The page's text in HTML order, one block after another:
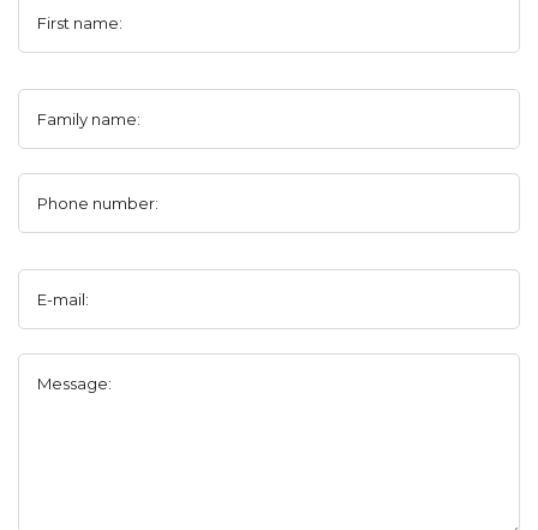
First name:
Family name:
Phone number:
E-mail:
Message: